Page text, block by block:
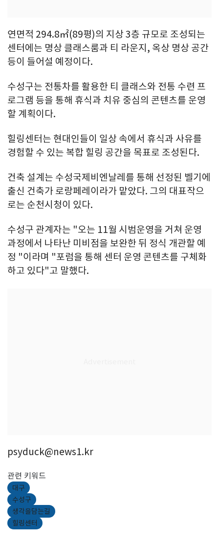
연면적 294.8㎡(89평)의 지상 3층 규모로 조성되는
센터에는 명상 클래스룸과 티 라운지, 옥상 명상 공간
등이 들어설 예정이다.
수성구는 전통차를 활용한 티 클래스와 전통 수련 프
로그램 등을 통해 휴식과 치유 중심의 콘텐츠를 운영
할 계획이다.
힐링센터는 현대인들이 일상 속에서 휴식과 사유를
경험할 수 있는 복합 힐링 공간을 목표로 조성된다.
건축 설계는 수성국제비엔날레를 통해 선정된 벨기에
출신 건축가 로랑페레이라가 맡았다. 그의 대표작으
로는 순천시청이 있다.
수성구 관계자는 "오는 11월 시범운영을 거쳐 운영
과정에서 나타난 미비점을 보완한 뒤 정식 개관할 예
정 "이라며 "포럼을 통해 센터 운영 콘텐츠를 구체화
하고 있다"고 말했다.
psyduck@news1.kr
관련 키워드
대구
수성구
생각을담는길
힐링센터